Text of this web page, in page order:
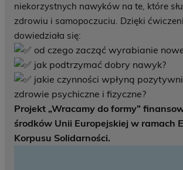
niekorzystnych nawyków na te, które
zdrowiu i samopoczuciu. Dzięki
dowiedziała się:
od czego zacząć wyrabianie
jak podtrzymać dobry nawyk?
jakie czynności wpłyną
zdrowie psychiczne i fizyczne?
Projekt „Wracamy do formy”
środków Unii Europejskiej w ramach
Korpusu Solidarności.